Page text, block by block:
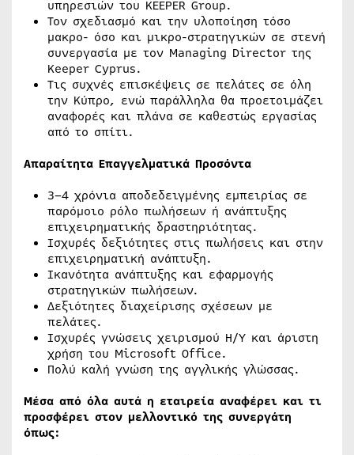
υπηρεσιών του KEEPER Group.
Τον σχεδιασμό και την υλοποίηση τόσο
μακρο- όσο και μικρο-στρατηγικών σε στενή
συνεργασία με τον Managing Director της
Keeper Cyprus.
Τις συχνές επισκέψεις σε πελάτες σε όλη
την Κύπρο, ενώ παράλληλα θα προετοιμάζει
αναφορές και πλάνα σε καθεστώς εργασίας
από το σπίτι.
Απαραίτητα Επαγγελματικά Προσόντα
3–4 χρόνια αποδεδειγμένης εμπειρίας σε
παρόμοιο ρόλο πωλήσεων ή ανάπτυξης
επιχειρηματικής δραστηριότητας.
Ισχυρές δεξιότητες στις πωλήσεις και στην
επιχειρηματική ανάπτυξη.
Ικανότητα ανάπτυξης και εφαρμογής
στρατηγικών πωλήσεων.
Δεξιότητες διαχείρισης σχέσεων με
πελάτες.
Ισχυρές γνώσεις χειρισμού Η/Υ και άριστη
χρήση του Microsoft Office.
Πολύ καλή γνώση της αγγλικής γλώσσας.
Μέσα από όλα αυτά η εταιρεία αναφέρει και τι
προσφέρει στον μελλοντικό της συνεργάτη
όπως: